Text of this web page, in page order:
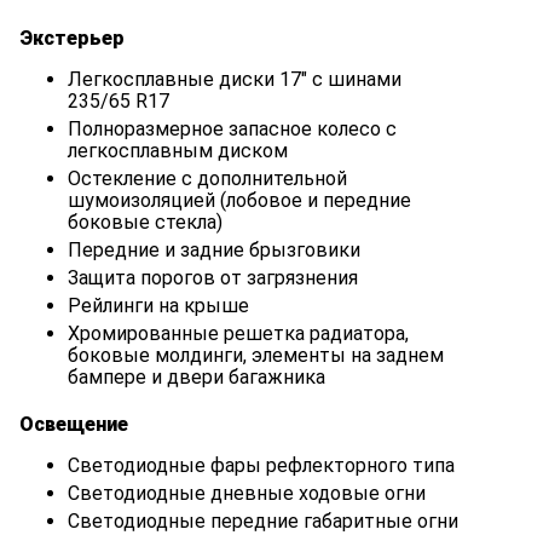
Экстерьер
Легкосплавные диски 17" с шинами
235/65 R17
Полноразмерное запасное колесо с
легкосплавным диском
Остекление с дополнительной
шумоизоляцией (лобовое и передние
боковые стекла)
Передние и задние брызговики
Защита порогов от загрязнения
Рейлинги на крыше
Хромированные решетка радиатора,
боковые молдинги, элементы на заднем
бампере и двери багажника
Освещение
Светодиодные фары рефлекторного типа
Светодиодные дневные ходовые огни
Светодиодные передние габаритные огни